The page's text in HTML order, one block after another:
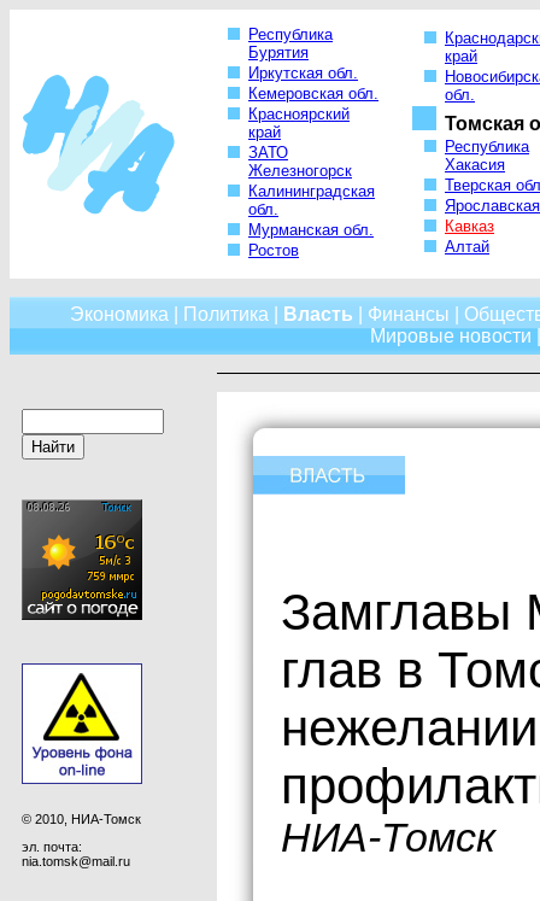
Республика
Бурятия
Иркутская обл.
Кемеровская обл.
Красноярский
край
ЗАТО
Железногорск
Калининградская
обл.
Мурманская обл.
Ростов
край
обл.
Томская
Республика
Хакасия
Тверская
Кавказ
Алтай
Экономика Политика Власть Финансы
Мировые новости
© 2010, НИА-Томск
эл. почта:
nia.tomsk@mail.ru
Замглавы
глав в
НИА-Томск